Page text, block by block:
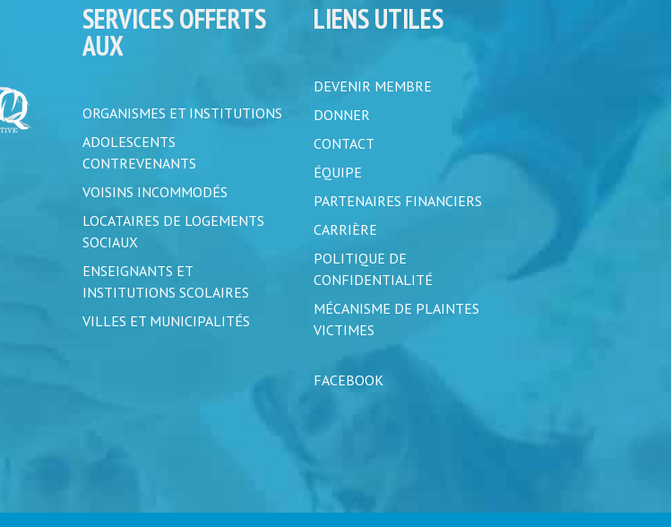
SERVICES OFFERTS
AUX
ORGANISMES ET INSTITUTIONS
ADOLESCENTS
CONTREVENANTS
VOISINS INCOMMODÉS
LOCATAIRES DE LOGEMENTS
SOCIAUX
ENSEIGNANTS ET
INSTITUTIONS SCOLAIRES
VILLES ET MUNICIPALITÉS
LIENS UTILES
DEVENIR MEMBRE
DONNER
CONTACT
ÉQUIPE
PARTENAIRES FINANCIERS
CARRIÈRE
POLITIQUE DE
CONFIDENTIALITÉ
MÉCANISME DE PLAINTES
VICTIMES
FACEBOOK